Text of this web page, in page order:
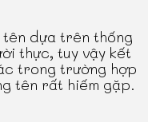
dựa trên thống
thực, tuy vậy kết
trong trường hợp
tên rất hiếm gặp.